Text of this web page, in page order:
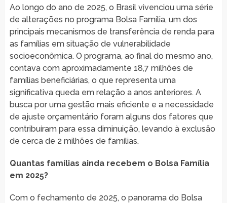
Ao longo do ano de 2025, o Brasil vivenciou uma série
de alterações no programa Bolsa Família, um dos
principais mecanismos de transferência de renda para
as famílias em situação de vulnerabilidade
socioeconômica. O programa, ao final do mesmo ano,
contava com aproximadamente 18,7 milhões de
famílias beneficiárias, o que representa uma
significativa queda em relação a anos anteriores. A
busca por uma gestão mais eficiente e a necessidade
de ajuste orçamentário foram alguns dos fatores que
contribuíram para essa diminuição, levando à exclusão
de cerca de 2 milhões de famílias.
Quantas famílias ainda recebem o Bolsa Família
em 2025?
Com o fechamento de 2025, o panorama do Bolsa